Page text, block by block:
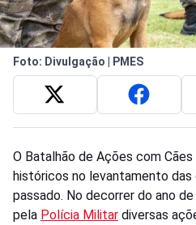
Foto: Divulgação | PMES
O Batalhão de Ações com
históricos no levantamento das
passado. No decorrer do ano
pela Polícia Militar diversas